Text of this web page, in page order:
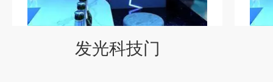
发光科技门